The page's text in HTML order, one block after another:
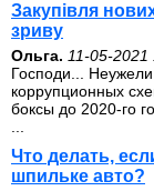
Закупівля
зриву
Ольга. 11-05-2021
Господи...
коррупционных
боксы до 2020-го
Что делать,
шпильке авто?